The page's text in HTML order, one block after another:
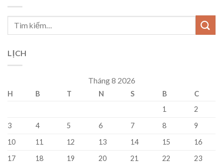
LỊCH
Tháng 8 2026
H B T N S B
C
1
2
3
4 5 6 7 8
9
10
11 12 13 14 15
16
17
18 19 20 21 22
23